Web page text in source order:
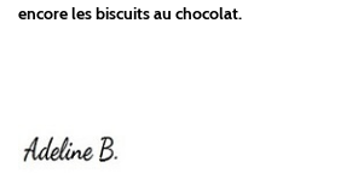
encore les biscuits au chocolat.